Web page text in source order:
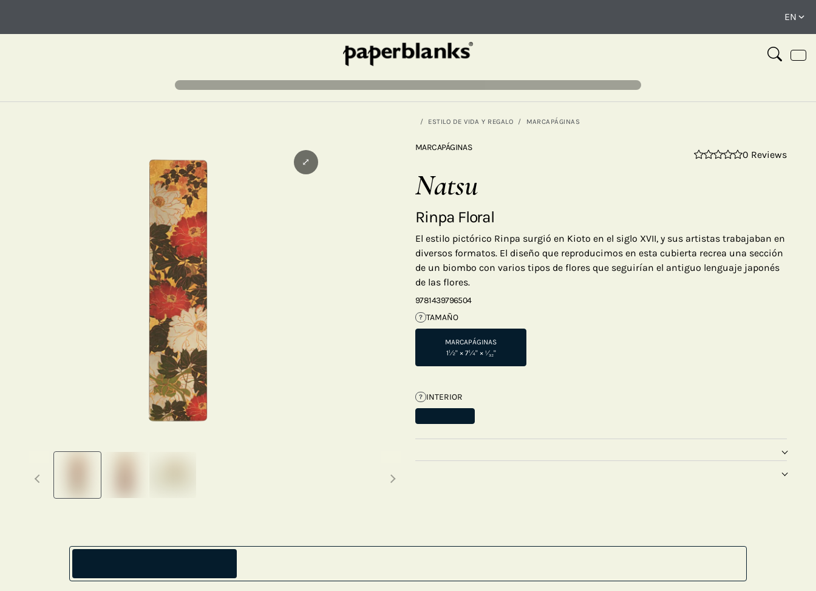
ESTILO DE VIDA Y REGALO MARCAPÁGINAS
Next thumbnails
⤢
MARCAPÁGINAS
0 Reviews
Natsu
Rinpa Floral
El estilo pictórico Rinpa surgió en Kioto en el siglo XVII, y sus artistas trabajaban en
diversos formatos. El diseño que reproducimos en esta cubierta recrea una sección
de un biombo con varios tipos de flores que seguirían el antiguo lenguaje japonés
de las flores.
9781439796504
? TAMAÑO
MARCAPÁGINAS
1½" × 7¼" × ¹⁄₃₂"
? INTERIOR